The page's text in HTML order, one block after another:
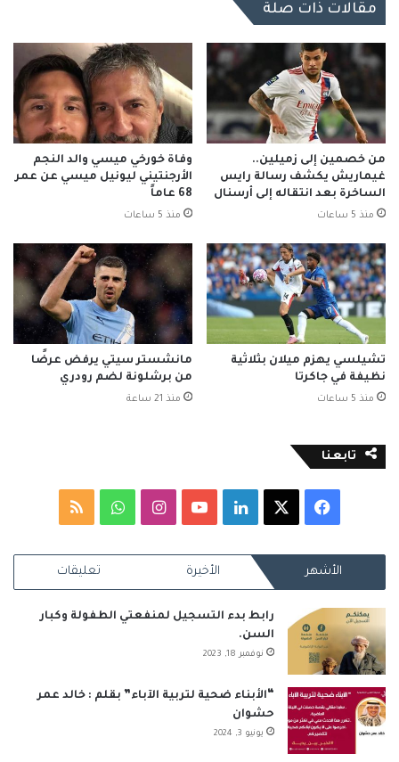
أسبوع
مقالات ذات صلة
من خصمين إلى زميلين..
غيماريش يكشف رسالة رايس
الساخرة بعد انتقاله إلى أرسنال
منذ 5 ساعات
وفاة خورخي ميسي والد النجم
الأرجنتيني ليونيل ميسي عن عمر
68 عاماً
منذ 5 ساعات
تشيلسي يهزم ميلان بثلاثية
نظيفة في جاكرتا
منذ 5 ساعات
مانشستر سيتي يرفض عرضًا
من برشلونة لضم رودري
منذ 21 ساعة
تابعنا
فيسبوك لينكدإن‫YouTubeانستقرامواتسابملخص
RSS الأشهر الأخيرة تعليقات
رابط بدء التسجيل لمنفعتي الطفولة وكبار
السن.
نوفمبر 18, 2023
“الأبناء ضحية لتربية الآباء” بقلم : خالد عمر
حشوان
يونيو 3, 2024